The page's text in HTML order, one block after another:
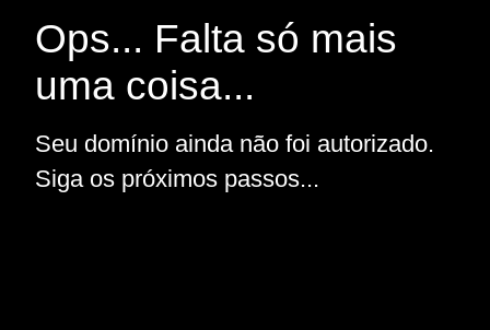
Ops... Falta só mais
uma coisa...
Seu domínio ainda não foi autorizado.
Siga os próximos passos...